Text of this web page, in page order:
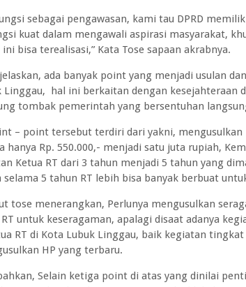
sebagai pengawasan, kami tau DPRD
kuat dalam mengawali aspirasi masyarakat,
bisa terealisasi,” Kata Tose sapaan akrabnya.
ada banyak point yang menjadi usulan
Linggau, hal ini berkaitan dengan kesejahteraan
tombak pemerintah yang bersentuhan
– point tersebut terdiri dari yakni, mengusulkan
hanya Rp. 550.000,- menjadi satu juta rupiah,
Ketua RT dari 3 tahun menjadi 5 tahun yang
5 tahun RT lebih bisa banyak berbuat
tose menerangkan, Perlunya mengusulkan
untuk keseragaman, apalagi disaat adanya
RT di Kota Lubuk Linggau, baik kegiatan
HP yang terbaru.
Selain ketiga point di atas yang dinilai